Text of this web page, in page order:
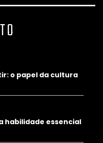
o papel da cultura
habilidade essencial